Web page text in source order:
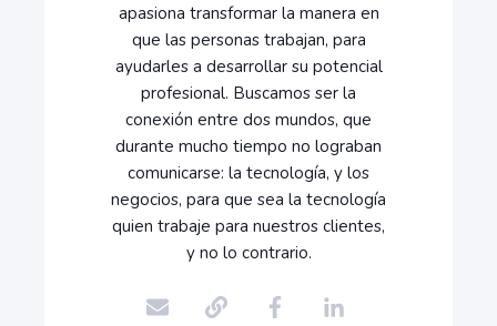
apasiona transformar la manera en
que las personas trabajan, para
ayudarles a desarrollar su potencial
profesional. Buscamos ser la
conexión entre dos mundos, que
durante mucho tiempo no lograban
comunicarse: la tecnología, y los
negocios, para que sea la tecnología
quien trabaje para nuestros clientes,
y no lo contrario.